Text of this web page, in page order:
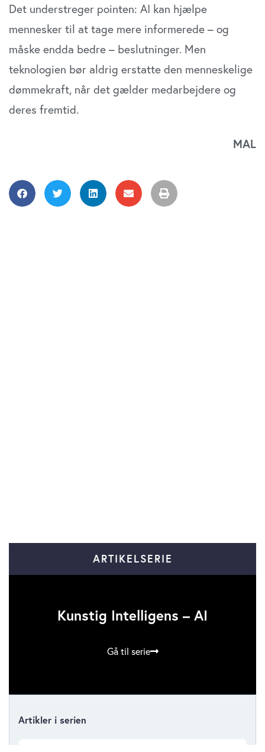
Det understreger pointen: AI kan hjælpe
mennesker til at tage mere informerede – og
måske endda bedre – beslutninger. Men
teknologien bør aldrig erstatte den menneskelige
dømmekraft, når det gælder medarbejdere og
deres fremtid.
MAL
ARTIKELSERIE
Kunstig Intelligens – AI
Gå til serie
Artikler i serien